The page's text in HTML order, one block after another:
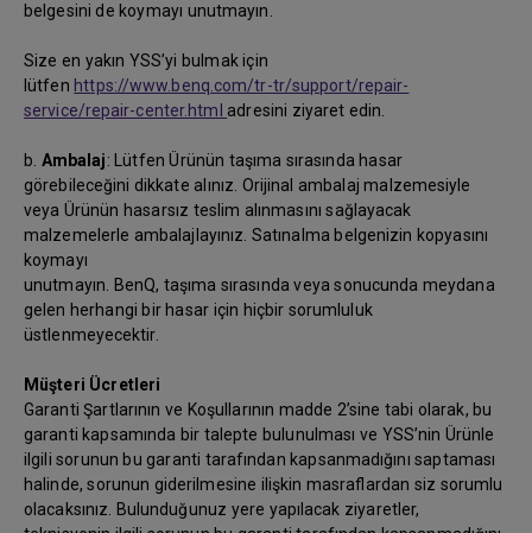
belgesini de koymayı unutmayın.
Size en yakın YSS’yi bulmak için
lütfen https://www.benq.com/tr-tr/support/repair-
service/repair-center.html adresini ziyaret edin.
b. Ambalaj: Lütfen Ürünün taşıma sırasında hasar
görebileceğini dikkate alınız. Orijinal ambalaj malzemesiyle
veya Ürünün hasarsız teslim alınmasını sağlayacak
malzemelerle ambalajlayınız. Satınalma belgenizin kopyasını
koymayı
unutmayın. BenQ, taşıma sırasında veya sonucunda meydana
gelen herhangi bir hasar için hiçbir sorumluluk
üstlenmeyecektir.
Müşteri Ücretleri
Garanti Şartlarının ve Koşullarının madde 2’sine tabi olarak, bu
garanti kapsamında bir talepte bulunulması ve YSS’nin Ürünle
ilgili sorunun bu garanti tarafından kapsanmadığını saptaması
halinde, sorunun giderilmesine ilişkin masraflardan siz sorumlu
olacaksınız. Bulunduğunuz yere yapılacak ziyaretler,